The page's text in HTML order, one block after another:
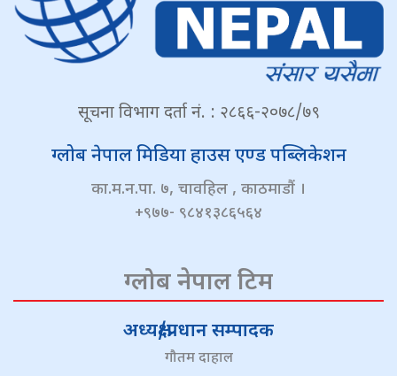
सूचना विभाग दर्ता नं. : २८६६-२०७८/७९
ग्लोब नेपाल मिडिया हाउस एण्ड पब्लिकेशन
का.म.न.पा. ७, चावहिल , काठमाडौं ।
+९७७- ९८४१३८६५६४
ग्लोब नेपाल टिम
अध्यक्ष/प्रधान सम्पादक
गौतम दाहाल